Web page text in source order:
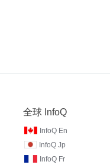
全球 InfoQ
InfoQ En
InfoQ Jp
InfoQ Fr